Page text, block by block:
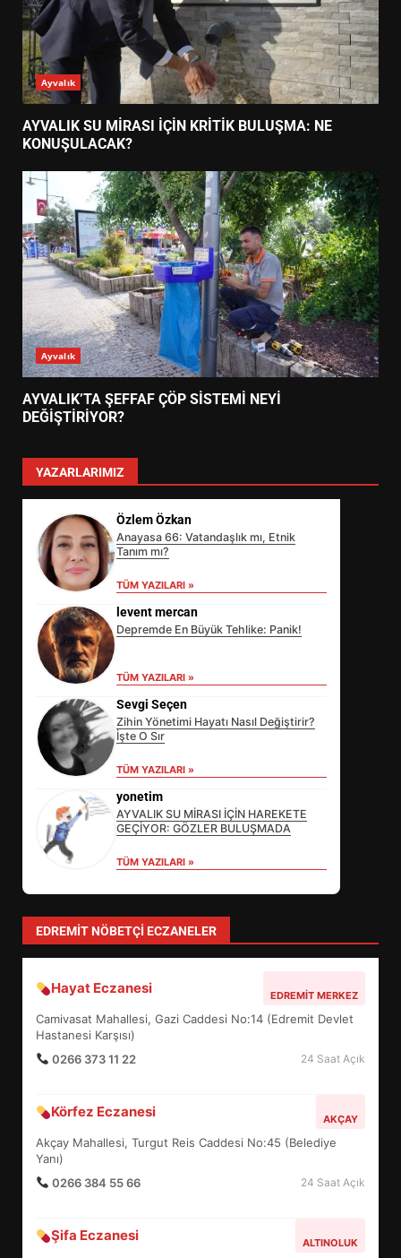
Ayvalık
AYVALIK SU MİRASI İÇİN KRİTİK BULUŞMA: NE
KONUŞULACAK?
Ayvalık
AYVALIK’TA ŞEFFAF ÇÖP SİSTEMİ NEYİ
DEĞİŞTİRİYOR?
YAZARLARIMIZ
Özlem Özkan
Anayasa 66: Vatandaşlık mı, Etnik
Tanım mı?
TÜM YAZILARI »
levent mercan
Depremde En Büyük Tehlike: Panik!
TÜM YAZILARI »
Sevgi Seçen
Zihin Yönetimi Hayatı Nasıl Değiştirir?
İşte O Sır
TÜM YAZILARI »
yonetim
AYVALIK SU MİRASI İÇİN HAREKETE
GEÇİYOR: GÖZLER BULUŞMADA
TÜM YAZILARI »
EDREMIT NÖBETÇI ECZANELER
Hayat Eczanesi EDREMIT MERKEZ
Camivasat Mahallesi, Gazi Caddesi No:14 (Edremit Devlet
Hastanesi Karşısı)
0266 373 11 22
24 Saat Açık
Körfez Eczanesi AKÇAY
Akçay Mahallesi, Turgut Reis Caddesi No:45 (Belediye
Yanı)
0266 384 55 66
24 Saat Açık
Şifa Eczanesi ALTINOLUK
SÜRDÜRÜLEBİLİRLİKTE NE
DEĞİŞECEK?
4
FİNALİNDE NE BAŞARDI?
5
BALIKESİR MÜZELERİNDE SÜRE
UZATILDI: NE DEĞİŞTİ?
6
BURHANİYE SATRANÇ
TURNUVASI KAYITLARI NEYİ
BURHANİYE BELEDİYESPOR’DA